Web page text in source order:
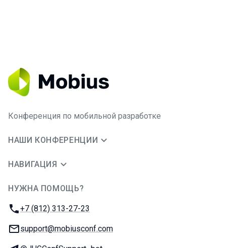
Конференция по мобильной разработке
НАШИ КОНФЕРЕНЦИИ
НАВИГАЦИЯ
НУЖНА ПОМОЩЬ?
Телефон:
+7 (812) 313-27-23
E-mail:
support@mobiusconf.com